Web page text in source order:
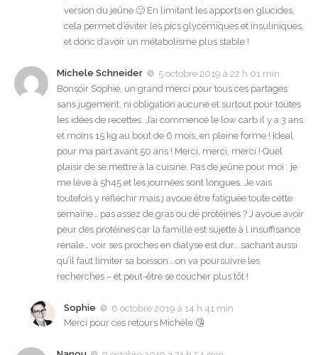
version du jeûne 🙂 En limitant les apports en glucides,
cela permet d’éviter les pics glycémiques et insuliniques,
et donc d’avoir un métabolisme plus stable !
Michele Schneider
5 octobre 2019 à 22 h 01 min
Bonsoir Sophie, un grand merci pour tous ces partages
sans jugement, ni obligation aucune et surtout pour toutes
les idées de recettes. J’ai commencé le low carb il y a 3 ans
et moins 15 kg au bout de 6 mois, en pleine forme ! Ideal
pour ma part avant 50 ans ! Merci, merci, merci ! Quel
plaisir de se mettre à la cuisine. Pas de jeûne pour moi : je
me lève à 5h45 et les journées sont longues. Je vais
toutefois y réfléchir mais j avoue être fatiguée toute cette
semaine… pas assez de gras ou de protéines ? J avoue avoir
peur des protéines car la famille est sujette à l insuffisance
rénale… voir ses proches en dialyse est dur… sachant aussi
qu’il faut limiter sa boisson….on va poursuivre les
recherches – et peut-être se coucher plus tôt !
Sophie
6 octobre 2019 à 14 h 41 min
Merci pour ces retours Michèle 😘